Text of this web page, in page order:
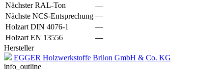
Nächster RAL-Ton
—
Nächste NCS-Entsprechung —
Holzart DIN 4076-1
—
Holzart EN 13556
—
Hersteller
EGGER Holzwerkstoffe Brilon GmbH & Co. KG
info_outline